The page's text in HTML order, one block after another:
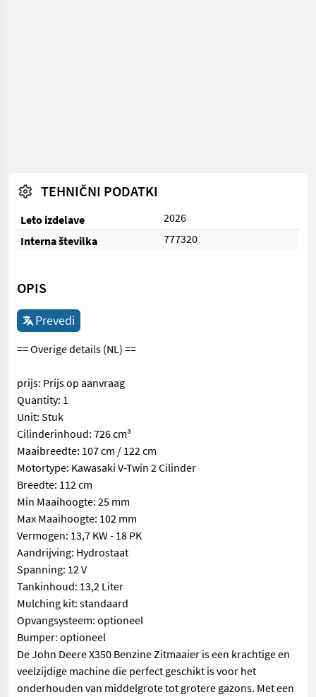
TEHNIČNI PODATKI
Leto izdelave
2026
Interna številka
777320
OPIS
Prevedi
== Overige details (NL) ==
prijs: Prijs op aanvraag
Quantity: 1
Unit: Stuk
Cilinderinhoud: 726 cm³
Maaibreedte: 107 cm / 122 cm
Motortype: Kawasaki V-Twin 2 Cilinder
Breedte: 112 cm
Min Maaihoogte: 25 mm
Max Maaihoogte: 102 mm
Vermogen: 13,7 KW - 18 PK
Aandrijving: Hydrostaat
Spanning: 12 V
Tankinhoud: 13,2 Liter
Mulching kit: standaard
Opvangsysteem: optioneel
Bumper: optioneel
De John Deere X350 Benzine Zitmaaier is een krachtige en
veelzijdige machine die perfect geschikt is voor het
onderhouden van middelgrote tot grotere gazons. Met een